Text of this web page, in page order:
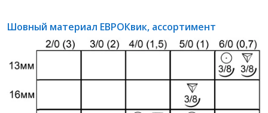
Шовный материал ЕВРОКвик, ассортимент